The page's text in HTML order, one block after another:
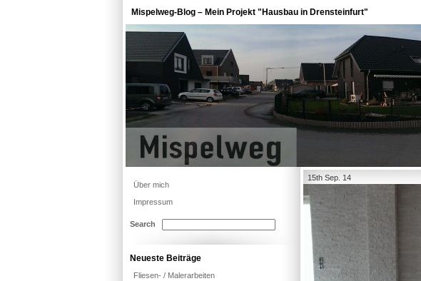
Mispelweg-Blog – Mein Projekt "Hausbau in Drensteinfurt"
15th Sep. 14
Über mich
Impressum
Search
Neueste Beiträge
Fliesen- / Malerarbeiten